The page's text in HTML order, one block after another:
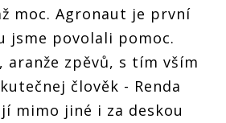
moc. Agronaut je první
jsme povolali pomoc.
aranže zpěvů, s tím vším
člověk - Renda
mimo jiné i za deskou